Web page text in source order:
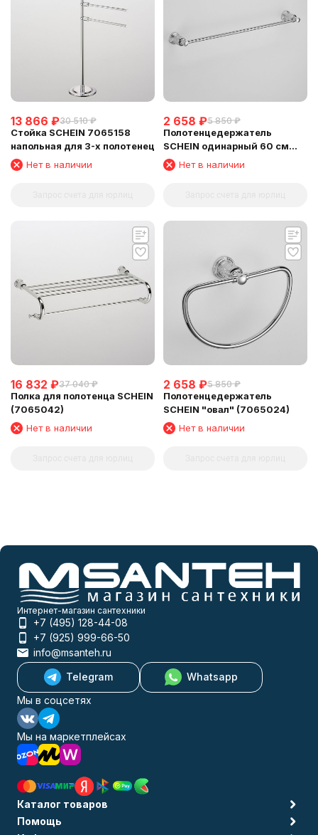
13 866 ₽30 510 ₽
Стойка SCHEIN 7065158
напольная для 3-х полотенец
Нет в наличии
2 658 ₽5 850 ₽
Полотенцедержатель
SCHEIN одинарный 60 см
(7065037)
Нет в наличии
16 832 ₽37 040 ₽
Полка для полотенца SCHEIN
(7065042)
Нет в наличии
2 658 ₽5 850 ₽
Полотенцедержатель
SCHEIN "овал" (7065024)
Нет в наличии
Интернет-магазин сантехники
+7 (495) 128-44-08
+7 (925) 999-66-50
info@msanteh.ru
Telegram
Whatsapp
Мы в соцсетях
Мы на маркетплейсах
Каталог товаров
Помощь